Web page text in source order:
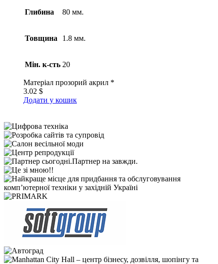
Глибина 80 мм.
Товщина 1.8 мм.
Мін. к-сть 20
Матеріал прозорий акрил *
3.02 $
Додати у кошик